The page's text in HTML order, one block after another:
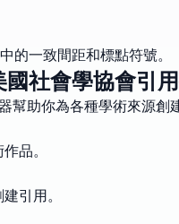
的一致間距和標點符號。
社會學協會引
幫助你為各種學術來源創
品。
引用。